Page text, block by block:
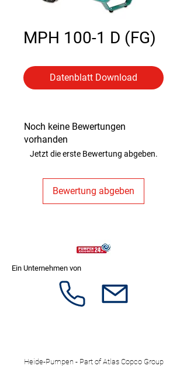
MPH 100-1 D (FG)
Datenblatt Download
Noch keine Bewertungen
vorhanden
Jetzt die erste Bewertung abgeben.
Bewertung abgeben
Ein Unternehmen von
Heide-Pumpen - Part of Atlas Copco Group